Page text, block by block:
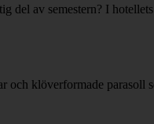
del av semestern? I
och klöverformade